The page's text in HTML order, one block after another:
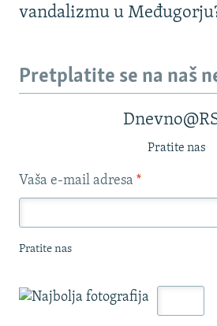
vandalizmu u
Pretplatite se na naš
Pratite nas
Vaša e-mail adresa *
Pratite nas